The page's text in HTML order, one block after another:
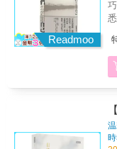
感到悲
又修
Readmoo